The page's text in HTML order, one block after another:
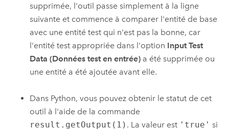
supprimée, l'outil passe simplement à la ligne
suivante et commence à comparer l'entité de base
avec une entité test qui n'est pas la bonne, car
l'entité test appropriée dans l'option Input Test
Data (Données test en entrée) a été supprimée ou
une entité a été ajoutée avant elle.
Dans Python, vous pouvez obtenir le statut de cet
outil à l'aide de la commande
result.getOutput(1) . La valeur est 'true' si